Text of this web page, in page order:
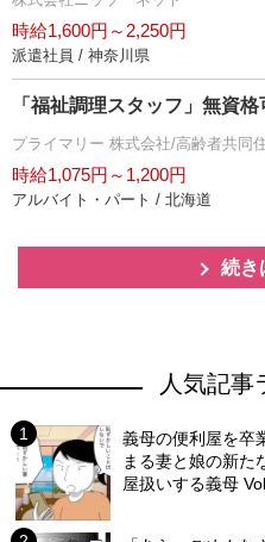
時給1,600円～2,250円
派遣社員 / 神奈川県
「福祉調理スタッフ」無資
プライマリー 株式会社/高齢者共同
時給1,075円～1,200円
アルバイト・パート / 北海道
続き
人気記事
義母の便利屋を卒
まる妻と娘の新た
屋扱いする義母